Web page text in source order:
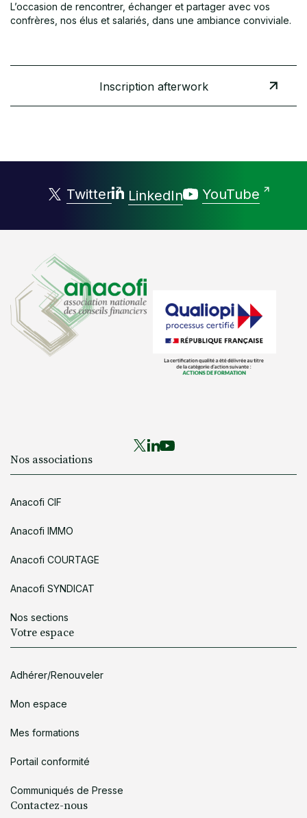
L’occasion de rencontrer, échanger et partager avec vos
confrères, nos élus et salariés, dans une ambiance conviviale.
Inscription afterwork
Twitter LinkedIn YouTube
Nos associations
Anacofi CIF
Anacofi IMMO
Anacofi COURTAGE
Anacofi SYNDICAT
Nos sections
Votre espace
Adhérer/Renouveler
Mon espace
Mes formations
Portail conformité
Communiqués de Presse
Contactez-nous